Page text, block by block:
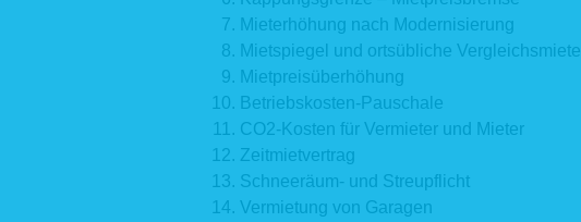
Mieterhöhung nach Modernisierung
Mietspiegel und ortsübliche Vergleichsmiete
Mietpreisüberhöhung
Betriebskosten-Pauschale
CO2-Kosten für Vermieter und Mieter
Zeitmietvertrag
Schneeräum- und Streupflicht
Vermietung von Garagen